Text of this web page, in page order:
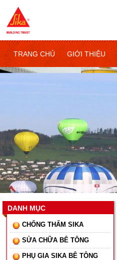
TRANG CHỦ GIỚI THIỆU
DANH MỤC
CHỐNG THẤM SIKA
SỬA CHỮA BÊ TÔNG
PHỤ GIA SIKA BÊ TÔNG